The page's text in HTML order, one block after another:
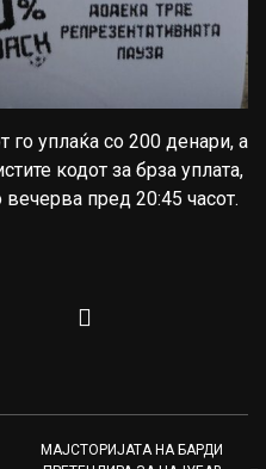
го уплаќа со 200 денари, а
кодот за брза уплата,
пред 20:45 часот.
МАЈСТОРИЈАТА НА БАРДИ